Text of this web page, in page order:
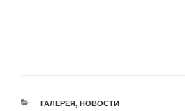
РУБРИКИ
ГАЛЕРЕЯ, НОВОСТИ